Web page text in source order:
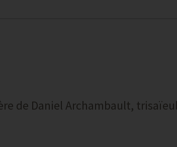
de Daniel Archambault,